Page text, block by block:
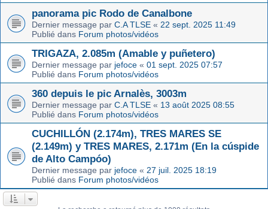
panorama pic Rodo de Canalbone
Dernier message par C.A TLSE « 22 sept. 2025 11:49
Publié dans Forum photos/vidéos
TRIGAZA, 2.085m (Amable y puñetero)
Dernier message par jefoce « 01 sept. 2025 07:57
Publié dans Forum photos/vidéos
360 depuis le pic Arnalès, 3003m
Dernier message par C.A TLSE « 13 août 2025 08:55
Publié dans Forum photos/vidéos
CUCHILLÓN (2.174m), TRES MARES SE
(2.149m) y TRES MARES, 2.171m (En la cúspide
de Alto Campóo)
Dernier message par jefoce « 27 juil. 2025 18:19
Publié dans Forum photos/vidéos